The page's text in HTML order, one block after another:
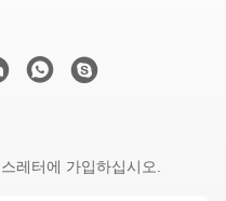
레터에 가입하십시오.